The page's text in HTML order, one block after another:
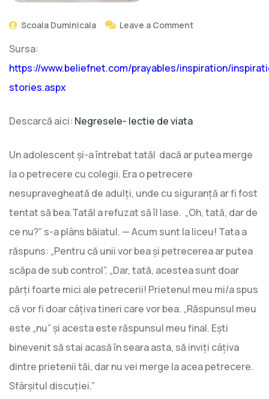
Scoala Duminicala Leave a Comment
Sursa:
https://www.beliefnet.com/prayables/inspiration/
stories.aspx
Descarcă aici: Negresele- lectie de viata
Un adolescent și-a întrebat tatăl dacă ar putea merge
la o petrecere cu colegii. Era o petrecere
nesupravegheată de adulţi, unde cu siguranță ar fi fost
tentat să bea.Tatăl a refuzat să îl lase. „Oh, tată, dar de
ce nu?” s-a plâns băiatul. — Acum sunt la liceu! Tata a
răspuns: „Pentru că unii vor bea și petrecerea ar putea
scăpa de sub control”. „Dar, tată, acestea sunt doar
părți foarte mici ale petrecerii! Prietenul meu mi/a spus
că vor fi doar câțiva tineri care vor bea. „Răspunsul meu
este „nu” și acesta este răspunsul meu final. Ești
binevenit să stai acasă în seara asta, să inviți câțiva
dintre prietenii tăi, dar nu vei merge la acea petrecere.
Sfârșitul discuției.”